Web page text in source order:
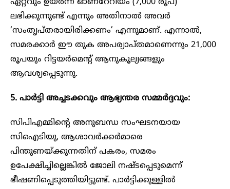
ഏറ്റവും ഉയർന്ന ഓണറേറിയം (7,000 രൂപ)
ലഭിക്കുന്നുണ്ട് എന്നും അതിനാൽ അവർ
‘സംതൃപ്തരായിരിക്കണം’ എന്നുമാണ്. എന്നാൽ,
സമരക്കാർ ഈ തുക അപര്യാപ്തമാണെന്നും 21,000
രൂപയും റിട്ടയർമെന്റ് ആനുകൂല്യങ്ങളും
ആവശ്യപ്പെടുന്നു.
5. പാർട്ടി അച്ചടക്കവും ആഭ്യന്തര സമ്മർദ്ദവും:
സിപിഎമ്മിന്റെ അനുബന്ധ സംഘടനയായ
സിഐടിയു, ആശാവർക്കർമാരെ
പിന്തുണയ്ക്കുന്നതിന് പകരം, സമരം
ഉപേക്ഷിച്ചില്ലെങ്കിൽ ജോലി നഷ്ടപ്പെടുമെന്ന്
ഭീഷണിപ്പെടുത്തിയിട്ടുണ്ട്. പാർട്ടിക്കുള്ളിൽ